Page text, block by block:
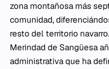
zona montañosa más
comunidad,
resto del territorio
Merindad de Sangüesa
administrativa que ha